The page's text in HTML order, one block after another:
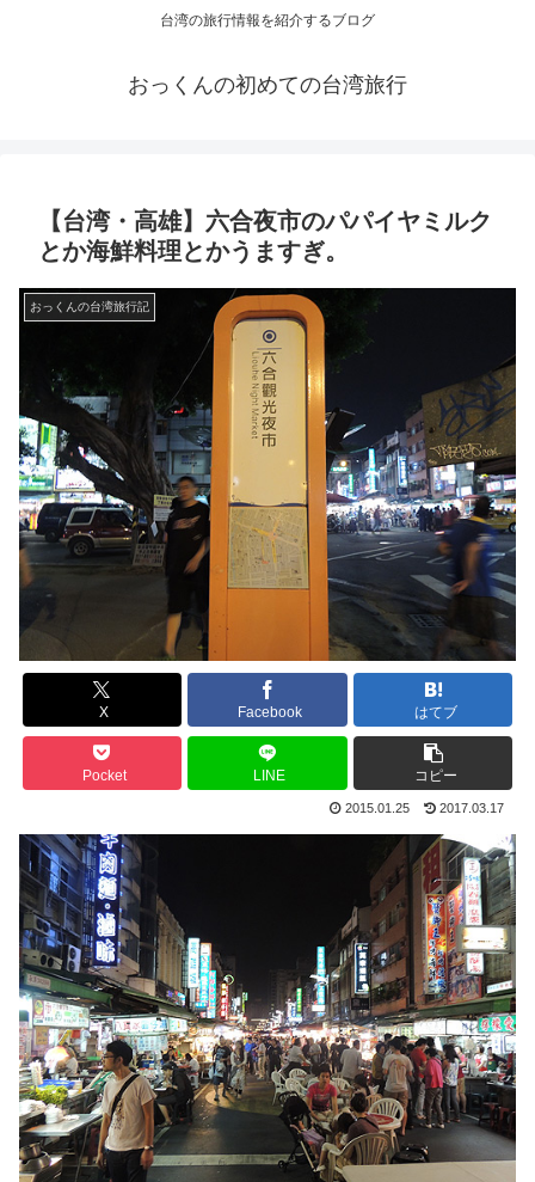
台湾の旅行情報を紹介するブログ
おっくんの初めての台湾旅行
【台湾・高雄】六合夜市のパパイヤミルク
とか海鮮料理とかうますぎ。
おっくんの台湾旅行記
X Facebook はてブ
Pocket LINE コピー
2015.01.25 2017.03.17